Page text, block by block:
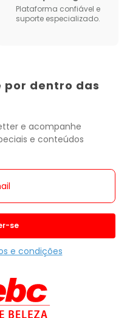
Plataforma confiável e
suporte especializado.
dentro das
e acompanhe
e conteúdos
se
e condições